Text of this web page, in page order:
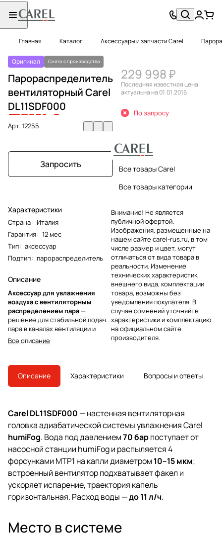
Главная Каталог Аксессуары и запчасти Carel
Оригинал Снято с производства
Парораспределитель
вентиляторный Carel
DL11SDF000
Арт.12255
Запросить
Характеристики
Страна: Италия
Гарантия: 12 мес
Тип: аксессуар
Подтип: парораспределитель
Описание
Аксессуар для увлажнения
воздуха с вентиляторным
распределением пара—
решение для стабильной подачи
пара в каналах вентиляции и
системах кондиционирования.
Конструкция ориентирована на
снижение риска локальной
конденсации, что помогает
поддерживать требуемую
Все описание
229 998 ₽
Последняя известная цена
актуальна на 01.01.2016
По запросу
Все товары Carel
Все товары категории
Внимание! Не является
публичной офертой.
Изображения, размещенные на
нашем сайте carel-rus.ru, в том
числе размер и цвет, могут
отличаться от вида товара в
реальности. Изменение
технических характеристик,
внешнего вида, комплектации
товара, возможны без
уведомления покупателя. В
случае сомнений уточняйте
характеристики и комплектацию
на официальном сайте
производителя.
Описание Характеристики Вопросы и ответы
Carel DL11SDF000 — настенная вентиляторная
головка адиабатической системы увлажнения Carel
humiFog. Вода под давлением70 барпоступает от
насосной станции humiFog и распыляется 4
форсунками MTP1 на капли диаметром 10–15 мкм;
встроенный вентилятор подхватывает факел и
ускоряет испарение, траектория капель
горизонтальная. Расход воды —до 11 л/ч.
Место в системе